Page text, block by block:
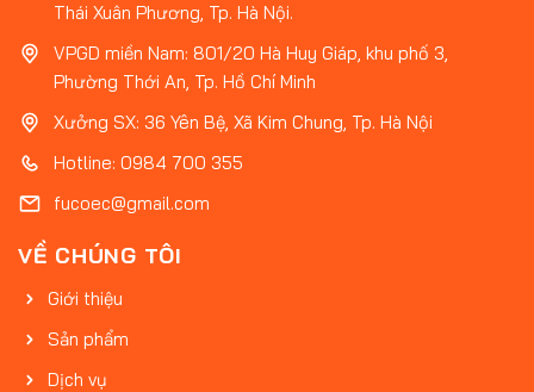
Thái Xuân Phương, Tp. Hà Nội.
VPGD miền Nam: 801/20 Hà Huy Giáp, khu phố 3,
Phường Thới An, Tp. Hồ Chí Minh
Xưởng SX: 36 Yên Bệ, Xã Kim Chung, Tp. Hà Nội
Hotline: 0984 700 355
fucoec@gmail.com
VỀ CHÚNG TÔI
Giới thiệu
Sản phẩm
Dịch vụ